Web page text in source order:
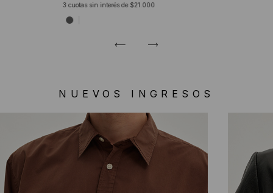
3 cuotas sin interés de $21.000
NUEVOS INGRESOS